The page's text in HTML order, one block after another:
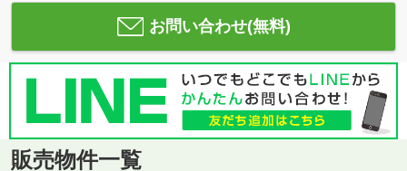
お問い合わせ(無料)
販売物件一覧